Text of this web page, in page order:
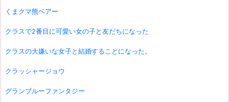
くまクマ熊ベアー
クラスで2番目に可愛い女の子と友だちになった
クラスの大嫌いな女子と結婚することになった。
クラッシャージョウ
グランブルーファンタジー